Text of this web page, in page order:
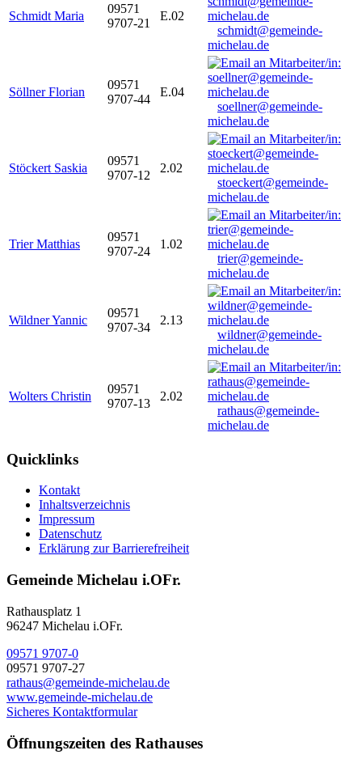
Schmidt Maria
09571
9707-21
E.02
schmidt@gemeinde-
michelau.de
Söllner Florian
09571
9707-44
E.04
soellner@gemeinde-
michelau.de
Stöckert Saskia
09571
9707-12
2.02
stoeckert@gemeinde-
michelau.de
Trier Matthias
09571
9707-24
1.02
trier@gemeinde-
michelau.de
Wildner Yannic
09571
9707-34
2.13
wildner@gemeinde-
michelau.de
Wolters Christin
09571
9707-13
2.02
rathaus@gemeinde-
michelau.de
Quicklinks
Kontakt
Inhaltsverzeichnis
Impressum
Datenschutz
Erklärung zur Barrierefreiheit
Gemeinde Michelau i.OFr.
Rathausplatz 1
96247 Michelau i.OFr.
09571 9707-0
09571 9707-27
rathaus@gemeinde-michelau.de
www.gemeinde-michelau.de
Sicheres Kontaktformular
Öffnungszeiten des Rathauses